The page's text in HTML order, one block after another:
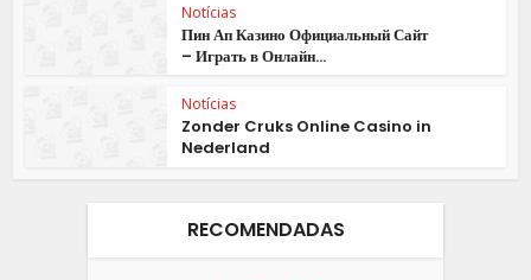
Notícias
Пин Ап Казино Официальный Сайт
– Играть в Онлайн...
Notícias
Zonder Cruks Online Casino in
Nederland
RECOMENDADAS